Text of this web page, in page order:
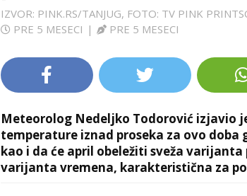
IZVOR: PINK.RS/TANJUG, FOTO: TV PINK
PRE 5 MESECI | PRE 5 MESECI
Meteorolog Nedeljko Todorović izjavio
temperature iznad proseka za ovo
kao i da će april obeležiti sveža
varijanta vremena, karakteristična za